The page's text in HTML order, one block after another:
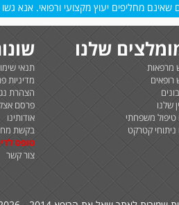
מחליפים יעוץ מקצועי ורפואי. אנא
שלנו
מרפאות
רופאים
שלנו
טיפול משפחתי
ניתוחי קטרקט
תנאי
מדיניות
הצהרת
פרסם
אודותינו
בקשת
טופס
צור קשר